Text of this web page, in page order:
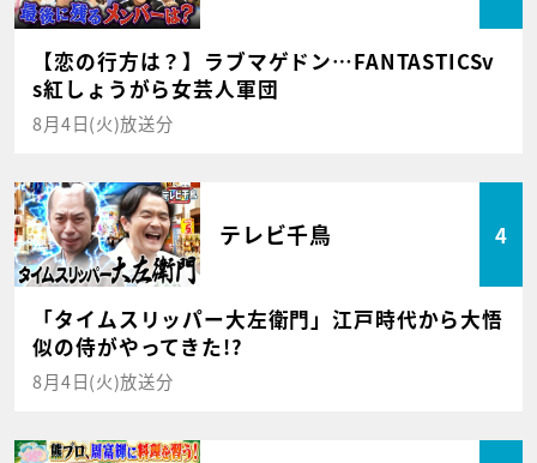
【恋の行方は？】ラブマゲドン…FANTASTICSv
s紅しょうがら女芸人軍団
8月4日(火)放送分
テレビ千鳥 4
「タイムスリッパー大左衛門」江戸時代から大悟
似の侍がやってきた!?
8月4日(火)放送分